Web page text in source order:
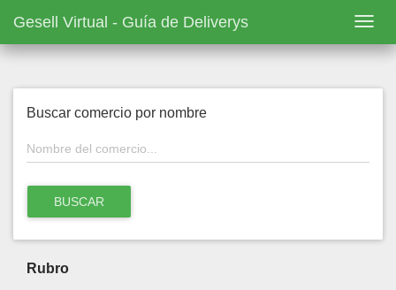
Saltar
contenido
Gesell Virtual - Guía de Deliverys
Buscar comercio por nombre
BUSCAR
Rubro